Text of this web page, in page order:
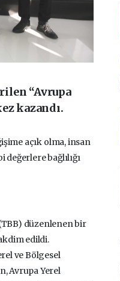
“Avrupa
kazandı.
açık olma, insan
bağlılığı
düzenlenen bir
edildi.
ve Bölgesel
Avrupa Yerel